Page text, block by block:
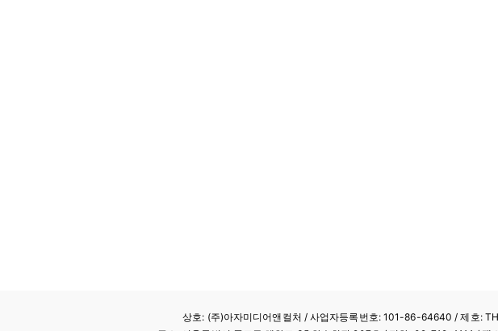
상호: (주)아자미디어앤컬처 /사업자등록번호: 101-86-64640 / 제호: